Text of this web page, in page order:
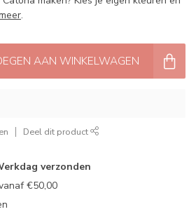
.
AAN WINKELWAGEN
Deel dit product
verzonden
€50,00